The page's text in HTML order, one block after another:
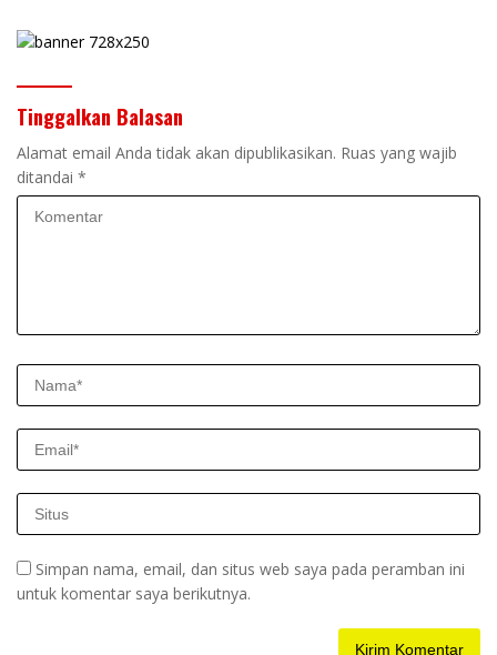
Tinggalkan Balasan
Alamat email Anda tidak akan dipublikasikan. Ruas yang wajib
ditandai *
Simpan nama, email, dan situs web saya pada peramban ini
untuk komentar saya berikutnya.